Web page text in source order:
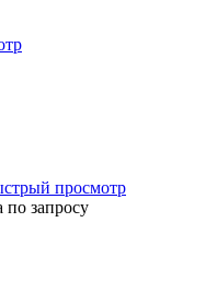
просмотр
по запросу